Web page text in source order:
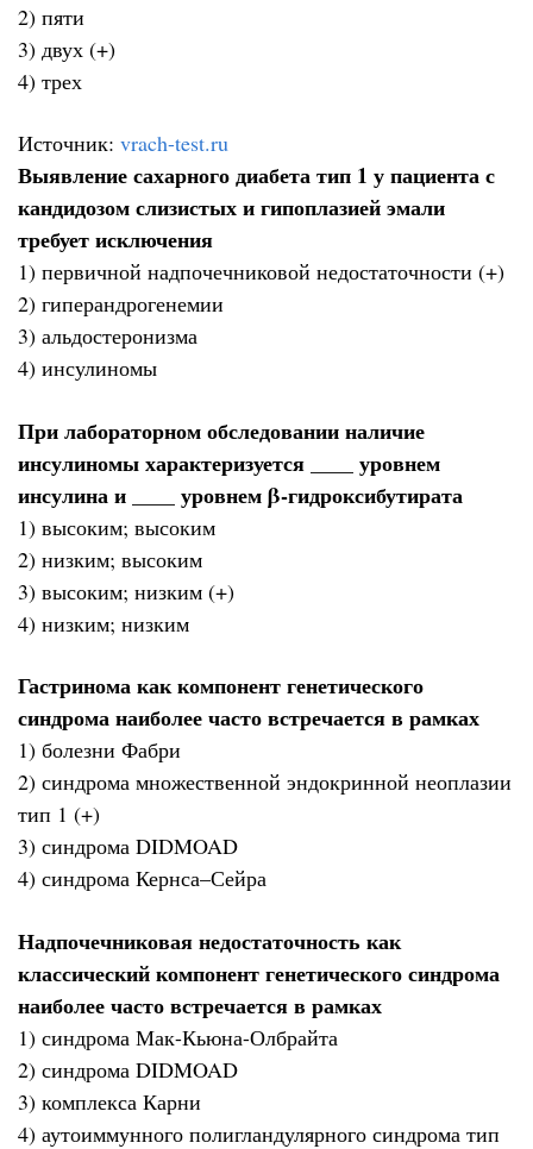
2) пяти
3) двух (+)
4) трех
Источник: vrach-test.ru
Выявление сахарного диабета тип 1 у пациента с
кандидозом слизистых и гипоплазией эмали
требует исключения
1) первичной надпочечниковой недостаточности (+)
2) гиперандрогенемии
3) альдостеронизма
4) инсулиномы
При лабораторном обследовании наличие
инсулиномы характеризуется ____ уровнем
инсулина и ____ уровнем β-гидроксибутирата
1) высоким; высоким
2) низким; высоким
3) высоким; низким (+)
4) низким; низким
Гастринома как компонент генетического
синдрома наиболее часто встречается в рамках
1) болезни Фабри
2) синдрома множественной эндокринной неоплазии
тип 1 (+)
3) синдрома DIDMOAD
4) синдрома Кернса–Сейра
Надпочечниковая недостаточность как
классический компонент генетического синдрома
наиболее часто встречается в рамках
1) синдрома Мак-Кьюна-Олбрайта
2) синдрома DIDMOAD
3) комплекса Карни
4) аутоиммунного полигландулярного синдрома тип